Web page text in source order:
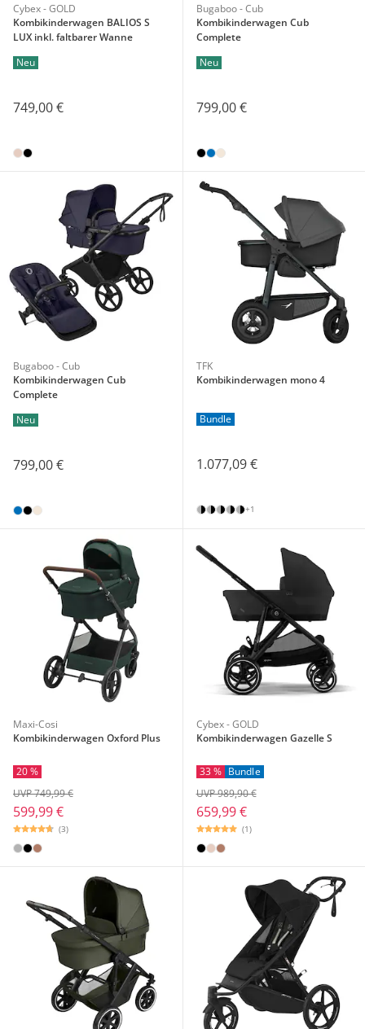
Cybex - GOLD
Kombikinderwagen BALIOS S
LUX inkl. faltbarer Wanne
Neu
749,00 €
Bugaboo - Cub
Kombikinderwagen Cub
Complete
Neu
799,00 €
Bugaboo - Cub
Kombikinderwagen Cub
Complete
Neu
799,00 €
TFK
Kombikinderwagen mono 4
Bundle
1.077,09 €
+1
Maxi-Cosi
Kombikinderwagen Oxford Plus
20 %
599,99 €
UVP 749,99 €
(3)
Cybex - GOLD
Kombikinderwagen Gazelle S
33 % Bundle
659,99 €
UVP 989,90 €
(1)